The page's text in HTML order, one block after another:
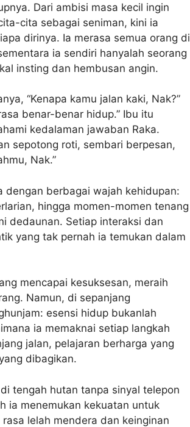
Dari ambisi masa kecil ingin
cita sebagai seniman, kini ia
dirinya. Ia merasa semua orang di
ia sendiri hanyalah seorang
insting dan hembusan angin.
“Kenapa kamu jalan kaki, Nak?”
benar-benar hidup.” Ibu itu
kedalaman jawaban Raka.
sepotong roti, sembari berpesan,
Nak.”
berbagai wajah kehidupan:
hingga momen-momen tenang
dedaunan. Setiap interaksi dan
yang tak pernah ia temukan dalam
mencapai kesuksesan, meraih
Namun, di sepanjang
esensi hidup bukanlah
ia memaknai setiap langkah
jalan, pelajaran berharga yang
dibagikan.
tengah hutan tanpa sinyal telepon
ia menemukan kekuatan untuk
lelah mendera dan keinginan